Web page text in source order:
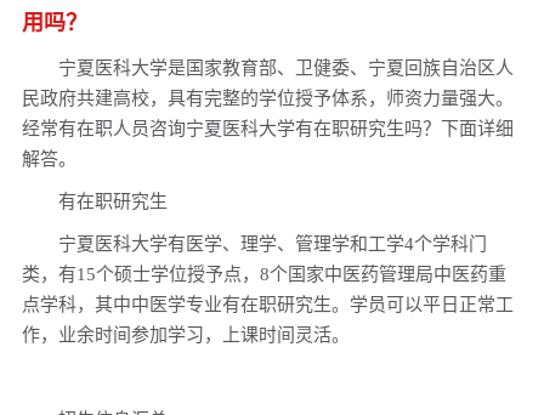
宁夏医科大学在职研究生毕业有学位证书吗？
报考宁夏医科大学在职研究生有必要放弃工作吗？
用吗？
宁夏医科大学是国家教育部、卫健委、宁夏回族自治区人
民政府共建高校，具有完整的学位授予体系，师资力量强大。
经常有在职人员咨询宁夏医科大学有在职研究生吗？下面详细
解答。
有在职研究生
宁夏医科大学有医学、理学、管理学和工学4个学科门
类，有15个硕士学位授予点，8个国家中医药管理局中医药重
点学科，其中中医学专业有在职研究生。学员可以平日正常工
作，业余时间参加学习，上课时间灵活。